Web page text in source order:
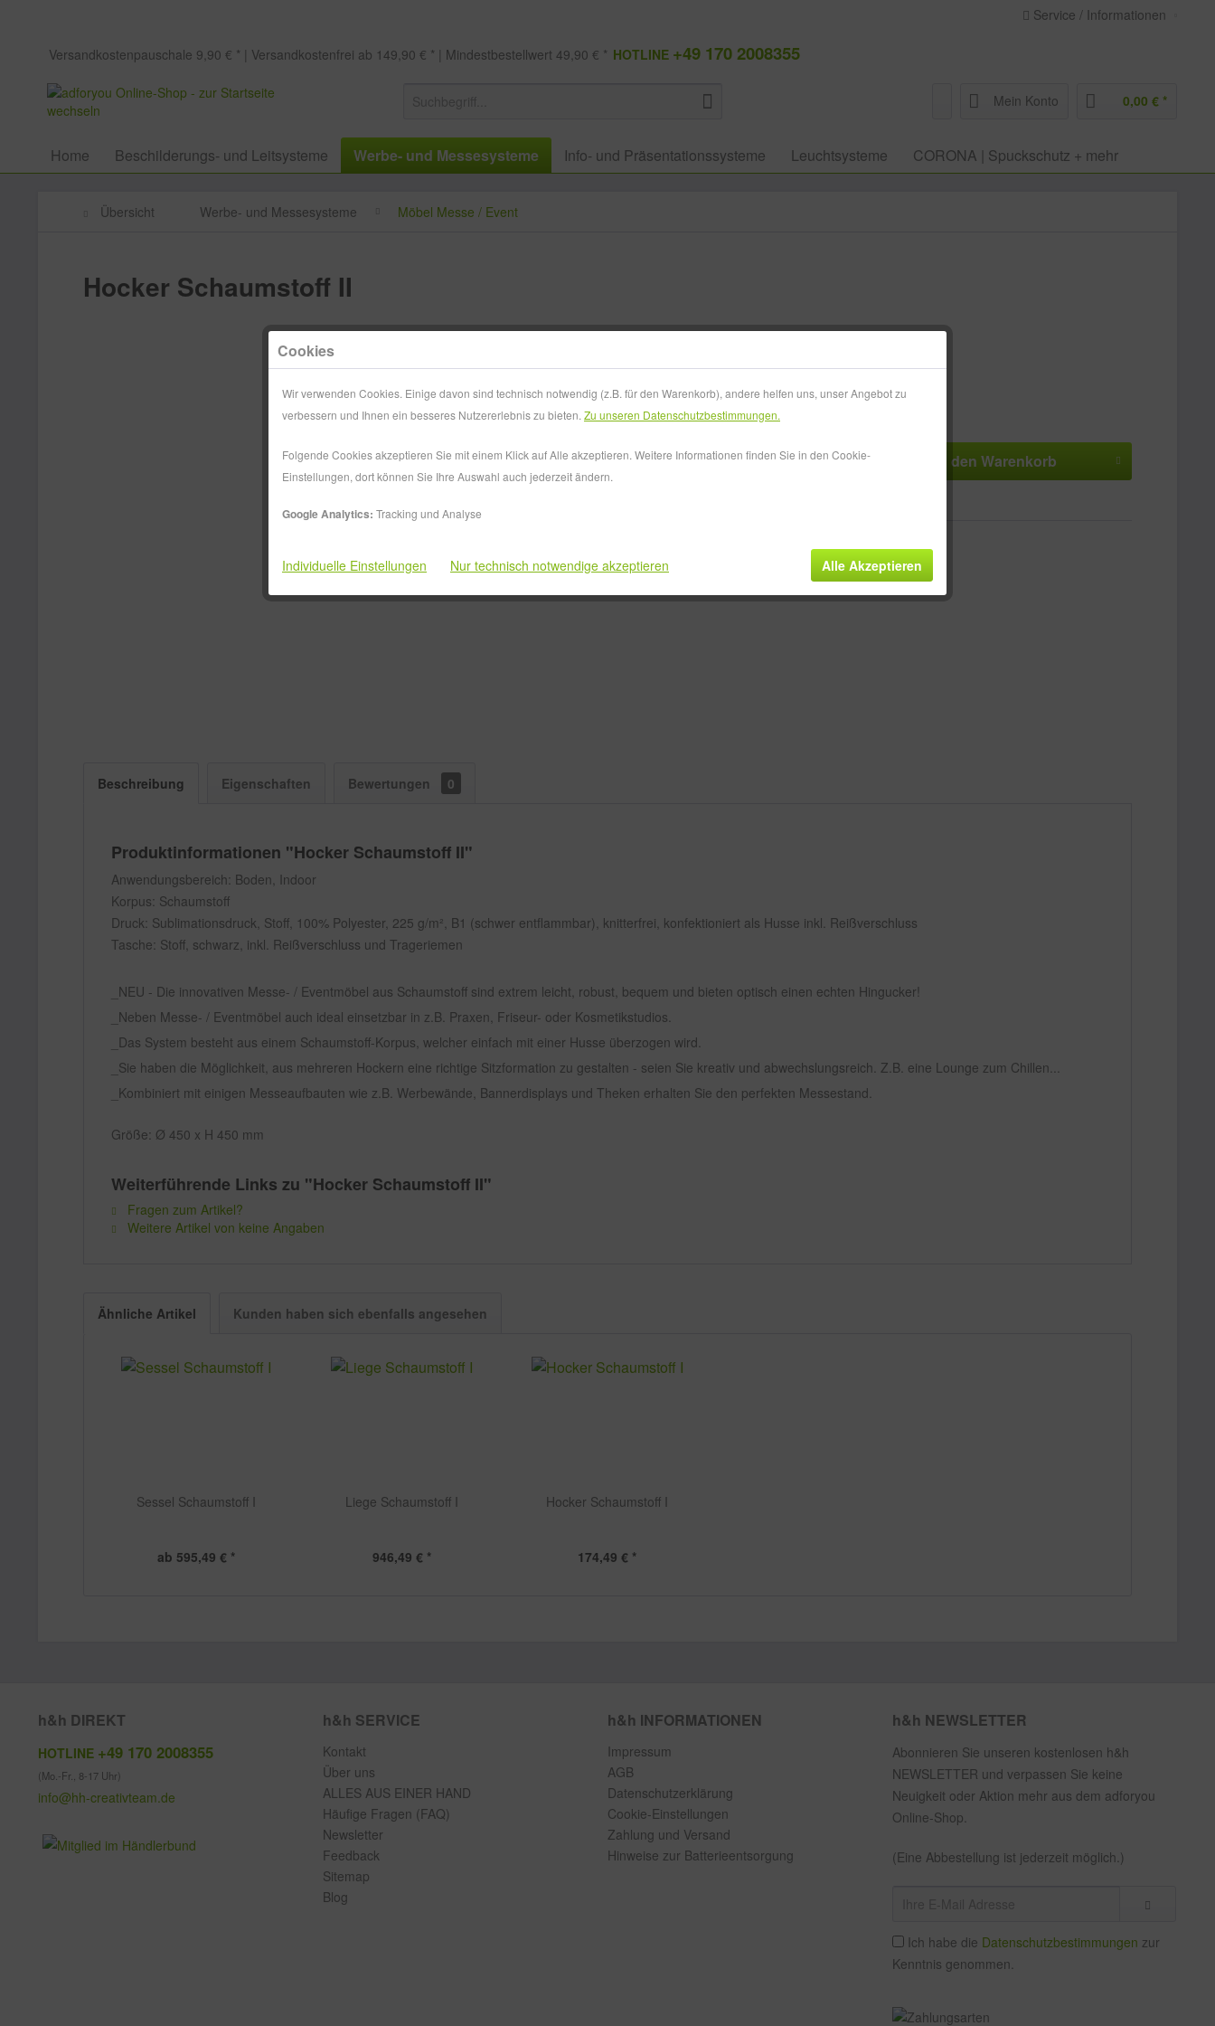
Service / Informationen
Versandkostenpauschale 9,90 € * | Versandkostenfrei ab 149,90 € * | Mindestbestellwert 49,90 € * HOTLINE +49 170 2008355
Mein Konto 0,00 € *
Home Beschilderungs- und Leitsysteme Werbe- und Messesysteme Info- und Präsentationssysteme Leuchtsysteme CORONA | Spuckschutz + mehr
Übersicht Werbe- und Messesysteme Möbel Messe / Event
Hocker Schaumstoff II
190,49 € *
zzgl. MwSt.zzgl. Versandkosten
Lieferzeit ca. 5-10 Werktage
In den Warenkorb
Beschreibung Eigenschaften Bewertungen 0
Produktinformationen "Hocker Schaumstoff II"
Anwendungsbereich: Boden, Indoor
Korpus: Schaumstoff
Druck: Sublimationsdruck, Stoff, 100% Polyester, 225 g/m², B1 (schwer entflammbar), knitterfrei, konfektioniert als Husse inkl. Reißverschluss
Tasche: Stoff, schwarz, inkl. Reißverschluss und Trageriemen
NEU - Die innovativen Messe- / Eventmöbel aus Schaumstoff sind extrem leicht, robust, bequem und bieten optisch einen echten Hingucker!
Neben Messe- / Eventmöbel auch ideal einsetzbar in z.B. Praxen, Friseur- oder Kosmetikstudios.
Das System besteht aus einem Schaumstoff-Korpus, welcher einfach mit einer Husse überzogen wird.
Sie haben die Möglichkeit, aus mehreren Hockern eine richtige Sitzformation zu gestalten - seien Sie kreativ und abwechslungsreich. Z.B. eine Lounge zum Chillen...
Kombiniert mit einigen Messeaufbauten wie z.B. Werbewände, Bannerdisplays und Theken erhalten Sie den perfekten Messestand.
Größe: Ø 450 x H 450 mm
Weiterführende Links zu "Hocker Schaumstoff II"
Fragen zum Artikel?
Weitere Artikel von keine Angaben
Ähnliche Artikel Kunden haben sich ebenfalls angesehen
Sessel Schaumstoff I
ab 595,49 € *
Liege Schaumstoff I
946,49 € *
Hocker Schaumstoff I
174,49 € *
h&h DIREKT
HOTLINE +49 170 2008355
(Mo.-Fr., 8-17 Uhr)
info@hh-creativteam.de
h&h SERVICE
Kontakt
Über uns
ALLES AUS EINER HAND
Häufige Fragen (FAQ)
Newsletter
Feedback
Sitemap
Blog
h&h INFORMATIONEN
Impressum
AGB
Datenschutzerklärung
Cookie-Einstellungen
Zahlung und Versand
Hinweise zur Batterieentsorgung
h&h NEWSLETTER
Abonnieren Sie unseren kostenlosen h&h
NEWSLETTER und verpassen Sie keine
Neuigkeit oder Aktion mehr aus dem adforyou
Online-Shop.
(Eine Abbestellung ist jederzeit möglich.)
Ich habe die Datenschutzbestimmungen zur
Kenntnis genommen.
Cookies
Wir verwenden Cookies. Einige davon sind technisch notwendig (z.B. für den Warenkorb), andere helfen uns, unser Angebot zu
verbessern und Ihnen ein besseres Nutzererlebnis zu bieten. Zu unseren Datenschutzbestimmungen.
Folgende Cookies akzeptieren Sie mit einem Klick auf Alle akzeptieren. Weitere Informationen finden Sie in den Cookie-
Einstellungen, dort können Sie Ihre Auswahl auch jederzeit ändern.
Google Analytics: Tracking und Analyse
Individuelle Einstellungen Nur technisch notwendige akzeptieren Alle Akzeptieren